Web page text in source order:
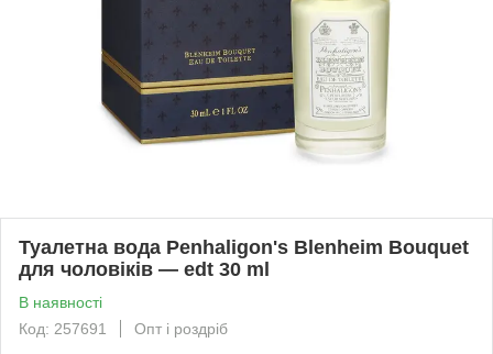
Туалетна вода Penhaligon's Blenheim Bouquet
для чоловіків — edt 30 ml
В наявності
Код: 257691
Опт і роздріб